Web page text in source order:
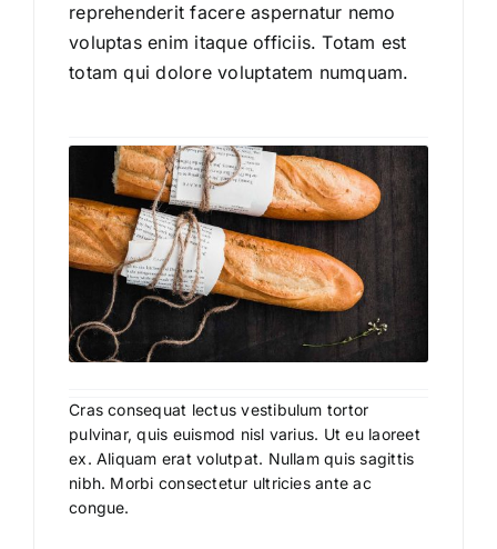
reprehenderit facere aspernatur nemo
voluptas enim itaque officiis. Totam est
totam qui dolore voluptatem numquam.
Cras consequat lectus vestibulum tortor
pulvinar, quis euismod nisl varius. Ut eu laoreet
ex. Aliquam erat volutpat. Nullam quis sagittis
nibh. Morbi consectetur ultricies ante ac
congue.